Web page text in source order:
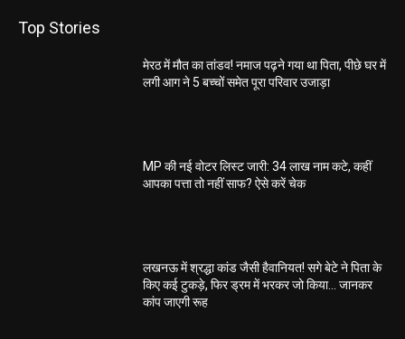
Top Stories
मेरठ में मौत का तांडव! नमाज पढ़ने गया था पिता, पीछे घर में
लगी आग ने 5 बच्चों समेत पूरा परिवार उजाड़ा
MP की नई वोटर लिस्ट जारी: 34 लाख नाम कटे, कहीं
आपका पत्ता तो नहीं साफ? ऐसे करें चेक
लखनऊ में श्रद्धा कांड जैसी हैवानियत! सगे बेटे ने पिता के
किए कई टुकड़े, फिर ड्रम में भरकर जो किया… जानकर
कांप जाएगी रूह